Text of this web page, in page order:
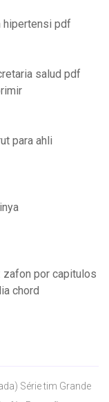
hipertensi pdf
salud pdf
para ahli
zafon por capitulos
chord
Série tim Grande